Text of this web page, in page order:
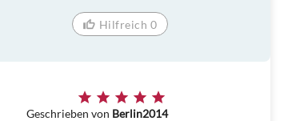
Hilfreich 0
Geschrieben von Berlin2014